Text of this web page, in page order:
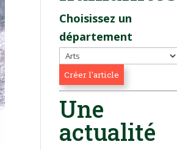
Choisissez un
département
Une
actualité